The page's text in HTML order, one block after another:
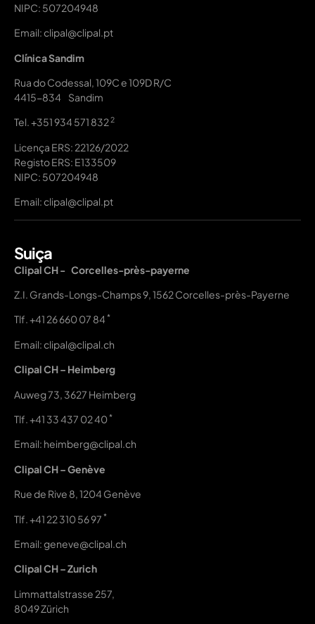
NIPC: 507204948
Email: clipal@clipal.pt
Clínica Sandim
Rua do Codessal, 109C e 109D R/C
4415-834 Sandim
Tel.+351 934 571 8322
Licença ERS: 22126/2022
Registo ERS: E133509
NIPC: 507204948
Email: clipal@clipal.pt
Suiça
Clipal CH - Corcelles-près-payerne
Z.I. Grands-Longs-Champs 9, 1562 Corcelles-près-Payerne
Tlf.+41 26 660 07 84 *
Email: clipal@clipal.ch
Clipal CH – Heimberg
Auweg 73, 3627 Heimberg
Tlf.+41 33 437 02 40*
Email: heimberg@clipal.ch
Clipal CH – Genève
Rue de Rive 8, 1204 Genève
Tlf. +41 22 310 56 97 *
Email: geneve@clipal.ch
Clipal CH – Zurich
Limmattalstrasse 257,
8049 Zürich